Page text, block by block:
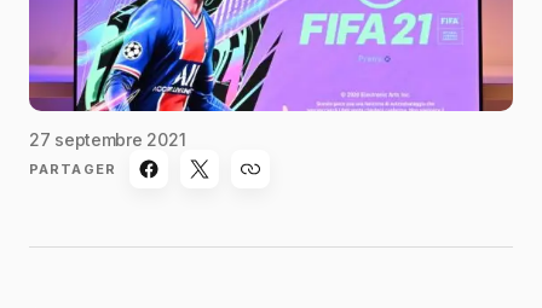
27 septembre 2021
PARTAGER